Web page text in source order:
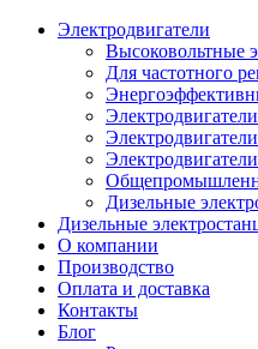
Электродвигатели
Высоковольтные
Для частотного
Дизельные
Дизельные
О компании
Производство
Оплата и доставка
Контакты
Блог